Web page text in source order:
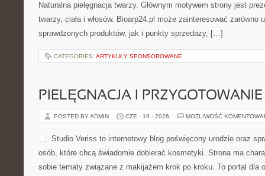
Naturalna pielęgnacja twarzy. Głównym motywem strony jest
twarzy, ciała i włosów. Bioarp24.pl może zainteresować
sprawdzonych produktów, jak i punkty sprzedaży, […]
CATEGORIES: ARTYKUŁY SPONSOROWANE
PIELĘGNACJA I
POSTED BY ADMIN CZE - 19 - 2026 MOŻLIWOŚĆ
Studio Veriss to internetowy blog poświęcony urodzie oraz
osób, które chcą świadomie dobierać kosmetyki. Strona ma
sobie tematy związane z makijażem krok po kroku. To portal dla